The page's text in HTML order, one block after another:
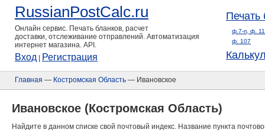
RussianPostCalc.ru
Онлайн сервис. Печать бланков, расчет
доставки, отслеживание отправлений. Автоматизация
интернет магазина. API.
Вход Регистрация
Печать
ф.7-п, ф.
ф. 107
Главная — Костромская Область — Ивановское
Ивановское (Костромская Область)
Найдите в данном списке свой почтовый индекс. Название пункта